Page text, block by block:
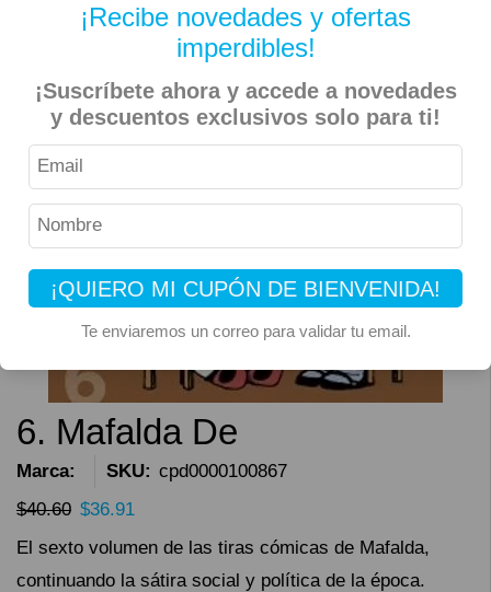
¡Recibe novedades y ofertas
imperdibles!
¡Suscríbete ahora y accede a novedades
y descuentos exclusivos solo para ti!
¡QUIERO MI CUPÓN DE BIENVENIDA!
Te enviaremos un correo para validar tu email.
Inicio Libros 6. Mafalda De
6. Mafalda De
Marca: SKU: cpd0000100867
$40.60 $36.91
El sexto volumen de las tiras cómicas de Mafalda,
continuando la sátira social y política de la época.